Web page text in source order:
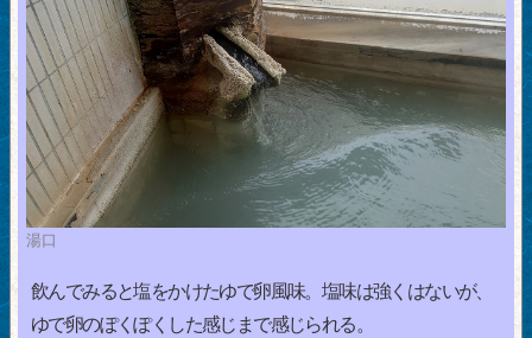
湯口
飲んでみると塩をかけたゆで卵風味。塩味は強くはないが、
ゆで卵のぽくぽくした感じまで感じられる。